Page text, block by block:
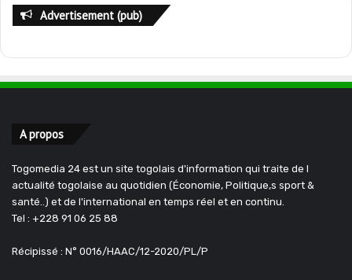
Advertisement (pub)
A propos
Togomedia 24 est un site togolais d'information qui traite de l
actualité togolaise au quotidien (Économie, Politique,s sport &
santé..) et de l'international en temps réel et en continu.
Tel : +228 91 06 25 88
Récipissé : N° 0016/HAAC/12-2020/PL/P